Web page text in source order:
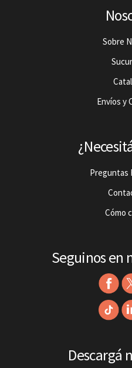
Sobre
Envíos y
Preguntas
Cómo
Seguinos en
Descargá